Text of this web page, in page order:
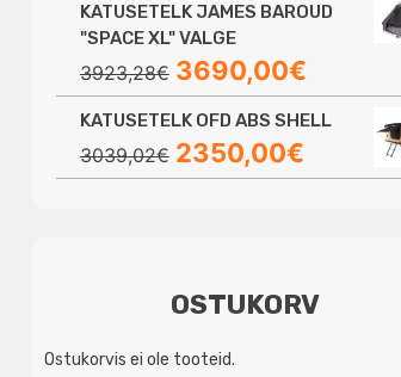
KATUSETELK JAMES BAROUD
"SPACE XL" VALGE
3923,28€ Algne
hind
oli:
3923,28€.
3690,00€Praegune
hind
on:
3690,00€.
KATUSETELK OFD ABS SHELL
3039,02€ Algne
hind
2350,00€Praegune
hind
OSTUKORV
Ostukorvis ei ole tooteid.